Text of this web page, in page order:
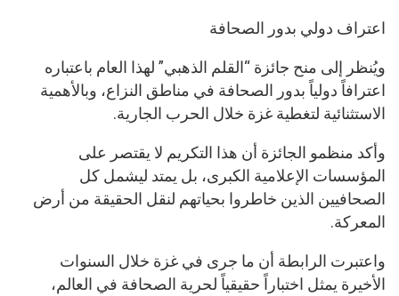
اعتراف دولي بدور الصحافة
ويُنظر إلى منح جائزة “القلم الذهبي” لهذا العام باعتباره
اعترافاً دولياً بدور الصحافة في مناطق النزاع، وبالأهمية
الاستثنائية لتغطية غزة خلال الحرب الجارية.
وأكد منظمو الجائزة أن هذا التكريم لا يقتصر على
المؤسسات الإعلامية الكبرى، بل يمتد ليشمل كل
الصحافيين الذين خاطروا بحياتهم لنقل الحقيقة من أرض
المعركة.
واعتبرت الرابطة أن ما جرى في غزة خلال السنوات
الأخيرة يمثل اختباراً حقيقياً لحرية الصحافة في العالم،